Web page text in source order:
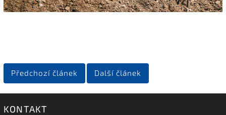
Předchozí článek Další článek
KONTAKT